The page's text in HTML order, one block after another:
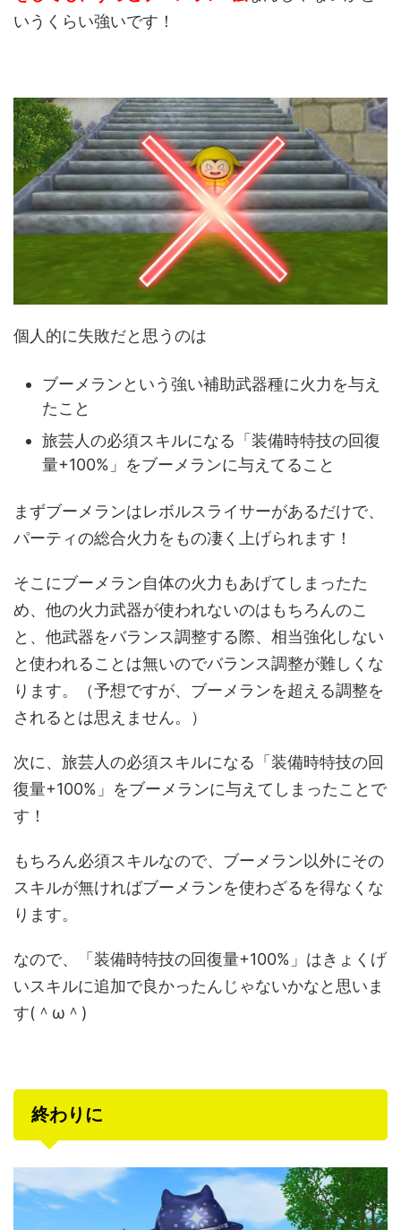
いうくらい強いです！
個人的に失敗だと思うのは
ブーメランという強い補助武器種に火力を与え
たこと
旅芸人の必須スキルになる「装備時特技の回復
量+100%」をブーメランに与えてること
まずブーメランはレボルスライサーがあるだけで、
パーティの総合火力をもの凄く上げられます！
そこにブーメラン自体の火力もあげてしまったた
め、他の火力武器が使われないのはもちろんのこ
と、他武器をバランス調整する際、相当強化しない
と使われることは無いのでバランス調整が難しくな
ります。（予想ですが、ブーメランを超える調整を
されるとは思えません。）
次に、旅芸人の必須スキルになる「装備時特技の回
復量+100%」をブーメランに与えてしまったことで
す！
もちろん必須スキルなので、ブーメラン以外にその
スキルが無ければブーメランを使わざるを得なくな
ります。
なので、「装備時特技の回復量+100%」はきょくげ
いスキルに追加で良かったんじゃないかなと思いま
す(＾ω＾)
終わりに